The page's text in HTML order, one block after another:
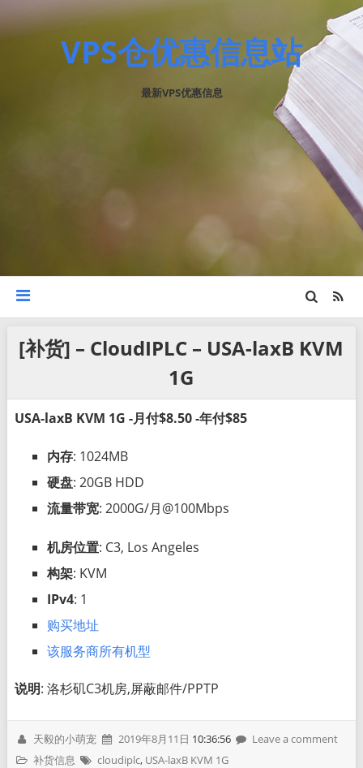
VPS仓优惠信息站
最新VPS优惠信息
[补货] – CloudIPLC – USA-laxB KVM
1G
USA-laxB KVM 1G -月付$8.50 -年付$85
内存: 1024MB
硬盘: 20GB HDD
流量带宽: 2000G/月@100Mbps
机房位置: C3, Los Angeles
构架: KVM
IPv4: 1
购买地址
该服务商所有机型
说明: 洛杉矶C3机房,屏蔽邮件/PPTP
天毅的小萌宠 2019年8月11日 10:36:56
Leave a comment
补货信息
cloudiplc, USA-laxB KVM 1G